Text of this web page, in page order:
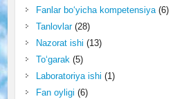
Fanlar bo‘yicha kompetensiya(6)
Tanlovlar(28)
Nazorat ishi (13)
To‘garak(5)
Laboratoriya ishi (1)
Fan oyligi (6)